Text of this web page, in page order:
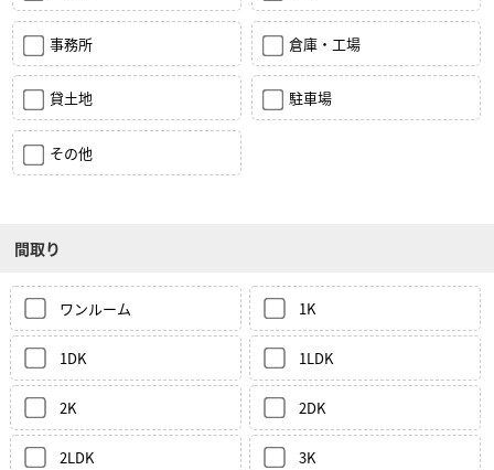
事務所 倉庫・工場
貸土地 駐車場
その他
間取り
ワンルーム 1K
1DK 1LDK
2K 2DK
2LDK 3K